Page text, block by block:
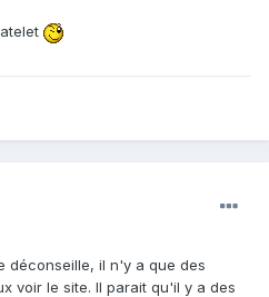
déconseille, il n'y a que des
voir le site. Il parait qu'il y a des